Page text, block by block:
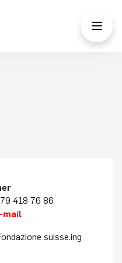
418 76 86
mail
suisse.ing